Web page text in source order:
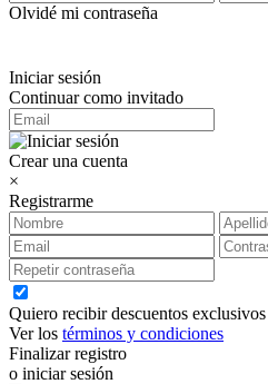
Olvidé mi contraseña
Iniciar sesión
Continuar como invitado
Crear una cuenta
×
Registrarme
Quiero recibir descuentos
Ver los términos y condiciones
Finalizar registro
o iniciar sesión